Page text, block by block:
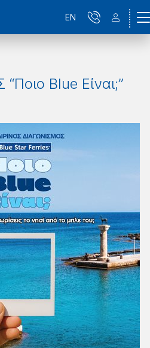
EN
Blue Είναι;”